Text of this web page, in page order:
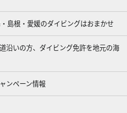
・島根・愛媛のダイビングはおまかせ
沿いの方、ダイビング免許を地元の海
ンペーン情報